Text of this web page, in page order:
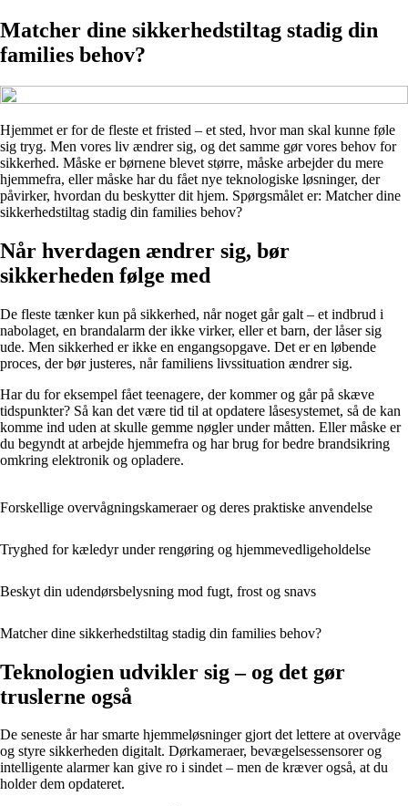
Matcher dine sikkerhedstiltag stadig din
families behov?
Hjemmet er for de fleste et fristed – et sted, hvor man skal kunne føle
sig tryg. Men vores liv ændrer sig, og det samme gør vores behov for
sikkerhed. Måske er børnene blevet større, måske arbejder du mere
hjemmefra, eller måske har du fået nye teknologiske løsninger, der
påvirker, hvordan du beskytter dit hjem. Spørgsmålet er: Matcher dine
sikkerhedstiltag stadig din families behov?
Når hverdagen ændrer sig, bør
sikkerheden følge med
De fleste tænker kun på sikkerhed, når noget går galt – et indbrud i
nabolaget, en brandalarm der ikke virker, eller et barn, der låser sig
ude. Men sikkerhed er ikke en engangsopgave. Det er en løbende
proces, der bør justeres, når familiens livssituation ændrer sig.
Har du for eksempel fået teenagere, der kommer og går på skæve
tidspunkter? Så kan det være tid til at opdatere låsesystemet, så de kan
komme ind uden at skulle gemme nøgler under måtten. Eller måske er
du begyndt at arbejde hjemmefra og har brug for bedre brandsikring
omkring elektronik og opladere.
Forskellige overvågningskameraer og deres praktiske anvendelse
Tryghed for kæledyr under rengøring og hjemmevedligeholdelse
Beskyt din udendørsbelysning mod fugt, frost og snavs
Matcher dine sikkerhedstiltag stadig din families behov?
Teknologien udvikler sig – og det gør
truslerne også
De seneste år har smarte hjemmeløsninger gjort det lettere at overvåge
og styre sikkerheden digitalt. Dørkameraer, bevægelsessensorer og
intelligente alarmer kan give ro i sindet – men de kræver også, at du
holder dem opdateret.